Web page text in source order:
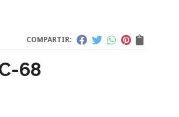
COMPARTIR:
68